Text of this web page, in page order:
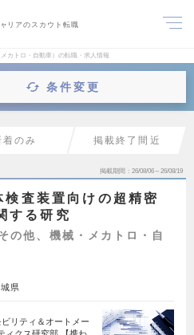
リアのスカウト転職
カトロ・自動車）の転職・求人情報
条件変更
着のみ 掲載終了間近
掲載期間 26/08/06～26/08/19
検査装置向けの超精密
する研究
の他、機械・メカトロ・自
県
リティ＆オートメー